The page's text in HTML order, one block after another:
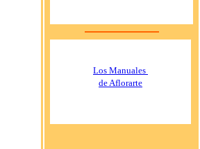
Los Manuales
de Aflorarte